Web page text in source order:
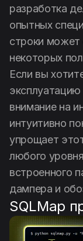
разработка
опытных
строки может
некоторых
Если вы
внимание на
интуитивно
упрощает
любого
встроенного
дампера и
SQLMap